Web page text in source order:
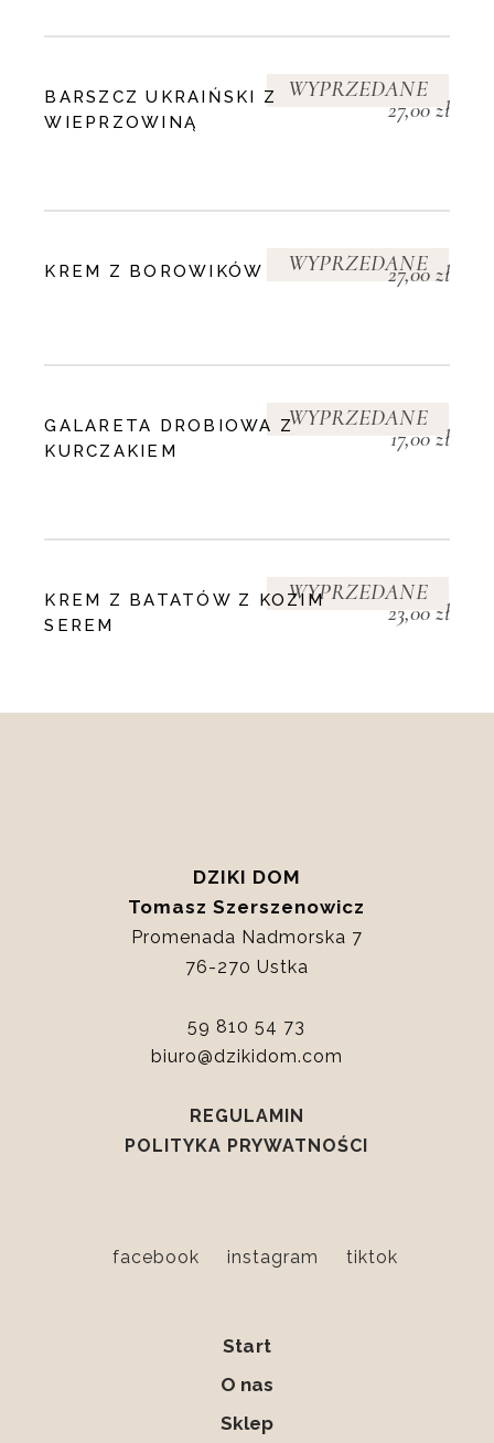
WYPRZEDANE
BARSZCZ UKRAIŃSKI Z
WIEPRZOWINĄ
27,00zł
WYPRZEDANE
KREM Z BOROWIKÓW 27,00zł
WYPRZEDANE
GALARETA DROBIOWA Z
KURCZAKIEM
17,00zł
WYPRZEDANE
KREM Z BATATÓW Z KOZIM
SEREM
23,00zł
DZIKI DOM
Tomasz Szerszenowicz
Promenada Nadmorska 7
76-270 Ustka
59 810 54 73
biuro@dzikidom.com
REGULAMIN
POLITYKA PRYWATNOŚCI
facebook instagram tiktok
Start
O nas
Sklep